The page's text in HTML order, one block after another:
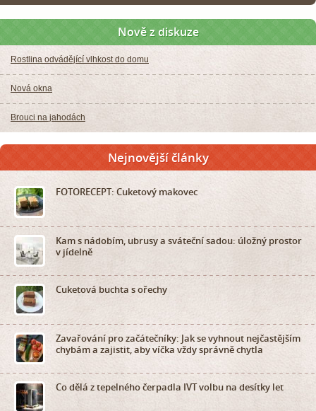
Nově z diskuze
Rostlina odvádějící vlhkost do domu
Nová okna
Brouci na jahodách
Nejnovější články
FOTORECEPT: Cuketový makovec
Kam s nádobím, ubrusy a sváteční sadou: úložný prostor
v jídelně
Cuketová buchta s ořechy
Zavařování pro začátečníky: Jak se vyhnout nejčastějším
chybám a zajistit, aby víčka vždy správně chytla
Co dělá z tepelného čerpadla IVT volbu na desítky let